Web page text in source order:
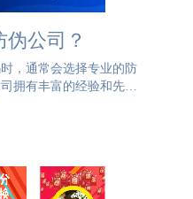
公司？
，通常会选择专业的防
拥有丰富的经验和先进
防伪解决方案，确保产
验证。要找到合适的防